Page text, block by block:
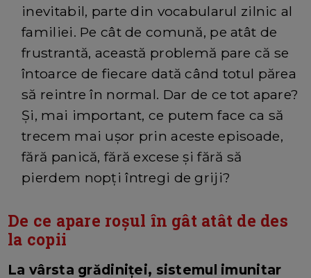
inevitabil, parte din vocabularul zilnic al
familiei. Pe cât de comună, pe atât de
frustrantă, această problemă pare că se
întoarce de fiecare dată când totul părea
să reintre în normal. Dar de ce tot apare?
Și, mai important, ce putem face ca să
trecem mai ușor prin aceste episoade,
fără panică, fără excese și fără să
pierdem nopți întregi de griji?
De ce apare roșul în gât atât de des
la copii
La vârsta grădiniței, sistemul imunitar